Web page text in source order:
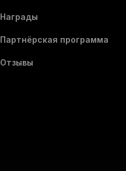
Награды
Партнёрская программа
Отзывы